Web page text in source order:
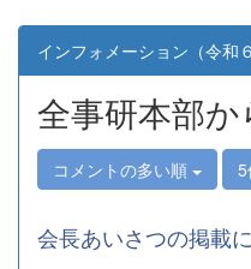
インフォメーション（令和
全事研本部
コメントの多い順
会長あいさつの掲載